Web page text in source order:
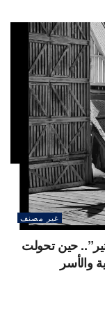
غير مصنف
حين تحولت
والأسر